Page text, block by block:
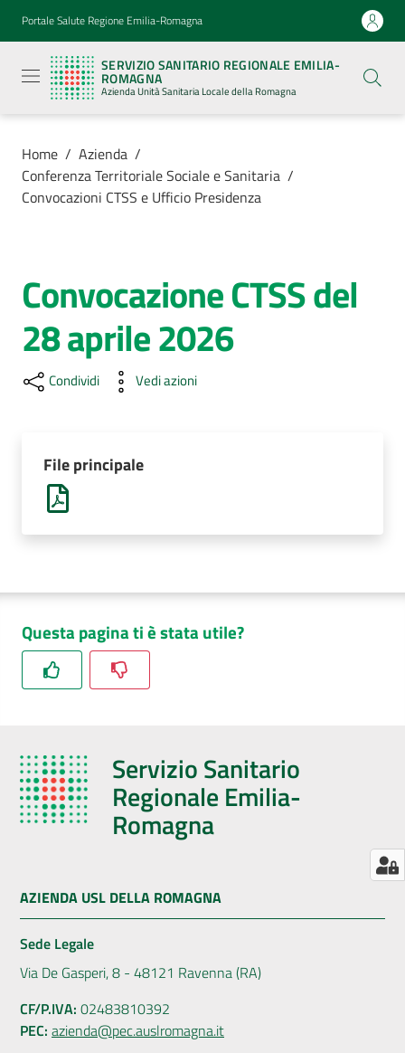
Vai al contenuto
Vai alla navigazione
Vai al footer
Portale Salute Regione Emilia-Romagna
SERVIZIO SANITARIO REGIONALE EMILIA-
ROMAGNA
Azienda Unità Sanitaria Locale della Romagna
Sanitario
Regionale
Emilia-
Romagna
Azienda
Sanitaria
Locale della
Romagna
Servizi
Luoghi
cura
Comunica
Carta
dei
Servizi
Dedicato
Bandi
e
Concorsi
Seguici
su
Home / Azienda /
Conferenza Territoriale Sociale e Sanitaria /
Convocazioni CTSS e Ufficio Presidenza
Convocazione CTSS del
28 aprile 2026
Condividi Vedi azioni
File principale
Questa pagina ti è stata utile?
Servizio Sanitario
Regionale Emilia-
Romagna
AZIENDA USL DELLA ROMAGNA
Sede Legale
Via De Gasperi, 8 - 48121 Ravenna (RA)
CF/P.IVA: 02483810392
PEC: azienda@pec.auslromagna.it